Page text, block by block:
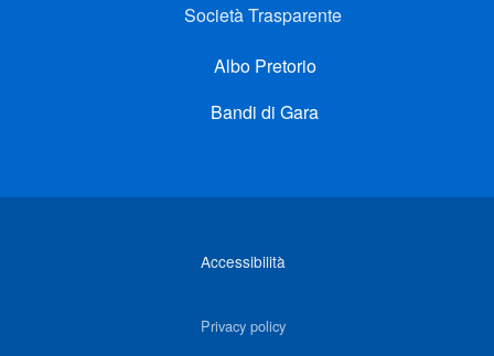
Società Trasparente
Albo Pretorio
Bandi di Gara
Accessibilità
Privacy policy